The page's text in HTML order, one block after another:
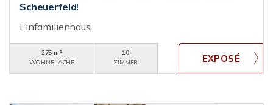
Scheuerfeld!
Einfamilienhaus
275 m²
WOHNFLÄCHE
10
ZIMMER